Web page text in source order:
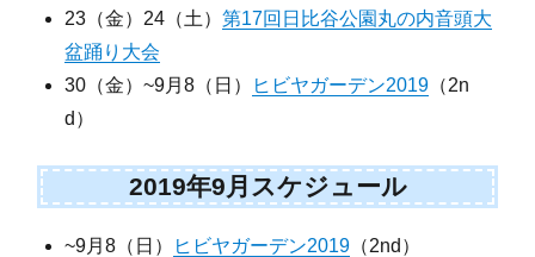
23（金）24（土）第17回日比谷公園丸の内音頭大
盆踊り大会
30（金）~9月8（日）
ヒビヤガーデン2019 （2n
d）
2019年9月スケジュール
~9月8（日） ヒビヤガーデン2019 （2nd）